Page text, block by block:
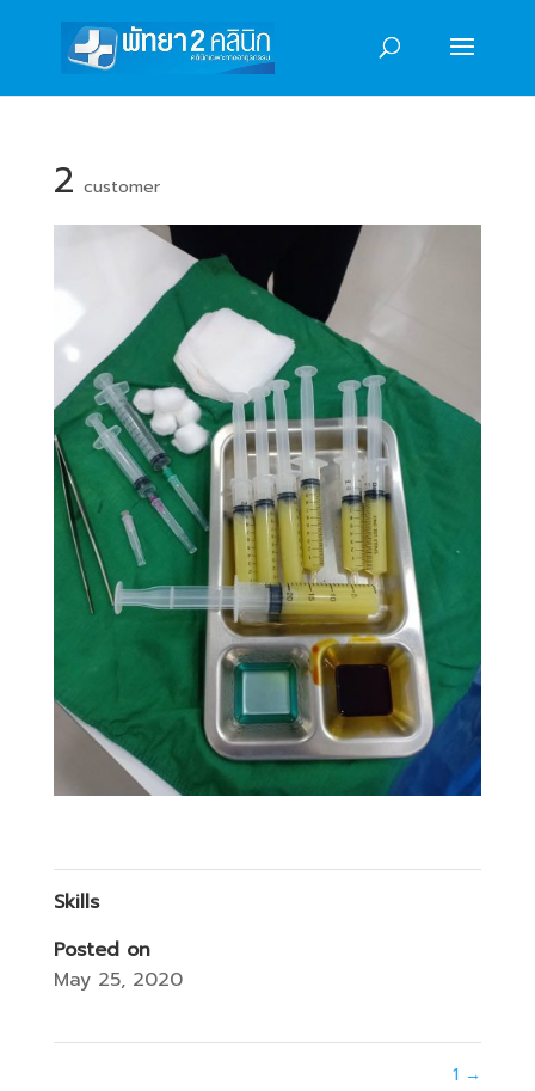
2 customer
Skills
Posted on
May 25, 2020
1 →